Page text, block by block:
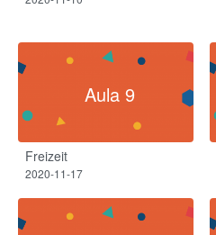
Aula 9
Freizeit
2020-11-17